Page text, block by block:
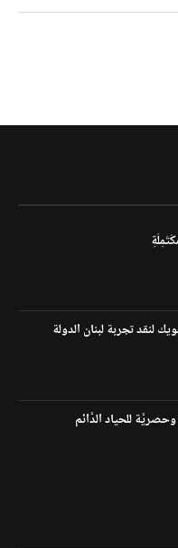
لنقد تجربة لبنان الدولة
للحياد الدَّائم